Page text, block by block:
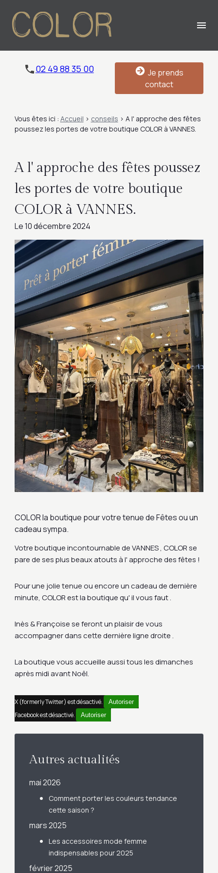
menu
02 49 88 35 00
Je prends
contact
Vous êtes ici : Accueil > conseils > A l' approche des fêtes
poussez les portes de votre boutique COLOR à VANNES.
A l' approche des fêtes poussez
les portes de votre boutique
COLOR à VANNES.
Le10 décembre 2024
COLOR la boutique pour votre tenue de Fêtes ou un
cadeau sympa.
Votre boutique incontournable de VANNES , COLOR se
pare de ses plus beaux atouts à l' approche des fêtes !
Pour une jolie tenue ou encore un cadeau de dernière
minute, COLOR est la boutique qu' il vous faut .
Inès & Françoise se feront un plaisir de vous
accompagner dans cette dernière ligne droite .
La boutique vous accueille aussi tous les dimanches
après midi avant Noêl.
X (formerly Twitter) est désactivé. Autoriser
Facebook est désactivé. Autoriser
Autres actualités
mai 2026
Comment porter les couleurs tendance
cette saison ?
mars 2025
Les accessoires mode femme
indispensables pour 2025
février 2025